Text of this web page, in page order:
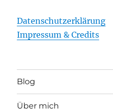
Datenschutzerklärung
Impressum & Credits
Blog
Über mich